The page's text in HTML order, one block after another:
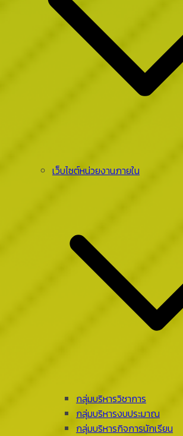
เว็บไซต์หน่วยงานภายใน
กลุ่มบริหารวิชาการ
กลุ่มบริหารงบประมาณ
กลุ่มบริหารกิจการนักเรียน